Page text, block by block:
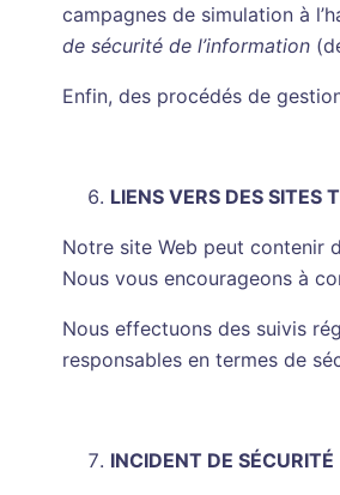
campagnes de simulation à
de sécurité de l’information
Enfin, des procédés de
LIENS VERS DES SITES
Notre site Web peut contenir
Nous vous encourageons à
Nous effectuons des suivis
responsables en termes de
INCIDENT DE SÉCURITÉ